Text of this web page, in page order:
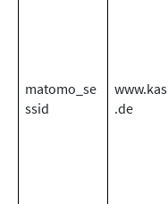
matomo_se
ssid
www.kas
.de